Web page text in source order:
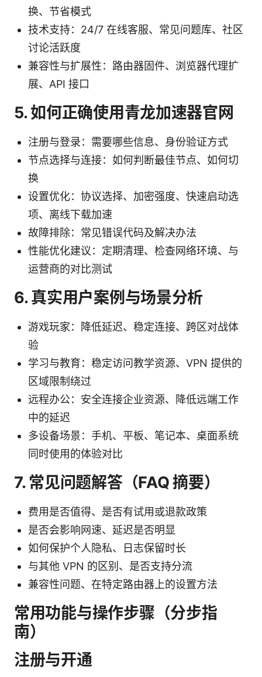
换、节省模式
技术支持：24/7 在线客服、常见问题库、社区
讨论活跃度
兼容性与扩展性：路由器固件、浏览器代理扩
展、API 接口
5. 如何正确使用青龙加速器官网
注册与登录：需要哪些信息、身份验证方式
节点选择与连接：如何判断最佳节点、如何切
换
设置优化：协议选择、加密强度、快速启动选
项、离线下载加速
故障排除：常见错误代码及解决办法
性能优化建议：定期清理、检查网络环境、与
运营商的对比测试
6. 真实用户案例与场景分析
游戏玩家：降低延迟、稳定连接、跨区对战体
验
学习与教育：稳定访问教学资源、VPN 提供的
区域限制绕过
远程办公：安全连接企业资源、降低远端工作
中的延迟
多设备场景：手机、平板、笔记本、桌面系统
同时使用的体验对比
7. 常见问题解答（FAQ 摘要）
费用是否值得、是否有试用或退款政策
是否会影响网速、延迟是否明显
如何保护个人隐私、日志保留时长
与其他 VPN 的区别、是否支持分流
兼容性问题、在特定路由器上的设置方法
常用功能与操作步骤（分步指
南）
注册与开通